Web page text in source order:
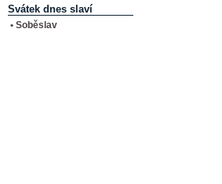
Svátek dnes slaví
• Soběslav